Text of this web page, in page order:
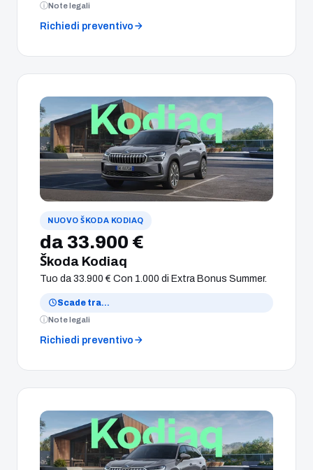
Note legali
Richiedi preventivo
NUOVO ŠKODA KODIAQ
da 33.900 €
Škoda Kodiaq
Tuo da 33.900 € Con 1.000 di Extra Bonus Summer.
Scade tra…
Note legali
Richiedi preventivo